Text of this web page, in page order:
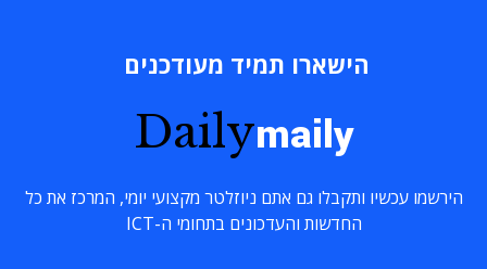
הישארו תמיד מעודכנים
Dailymaily
הירשמו עכשיו ותקבלו גם אתם ניוזלטר מקצועי יומי, המרכז את כל
החדשות והעדכונים בתחומי ה-ICT